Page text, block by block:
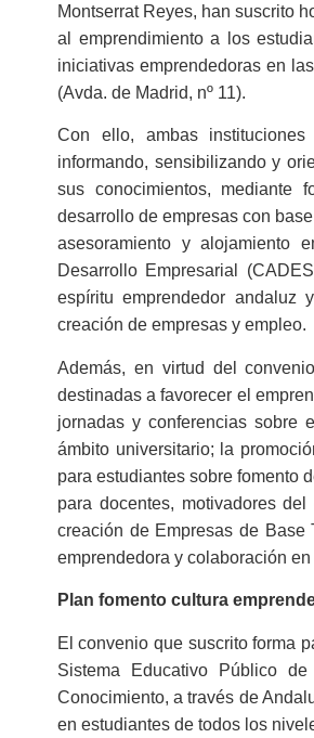
Montserrat Reyes, han suscrito
al emprendimiento a los
iniciativas emprendedoras en
(Avda. de Madrid, nº 11).
Con ello, ambas
informando, sensibilizando y
sus conocimientos, mediante
desarrollo de empresas con
asesoramiento y alojamiento
Desarrollo Empresarial
espíritu emprendedor andaluz
creación de empresas y empleo.
Además, en virtud del
destinadas a favorecer el
jornadas y conferencias sobre
ámbito universitario; la
para estudiantes sobre fomento
para docentes, motivadores
creación de Empresas de Base
emprendedora y colaboración
Plan fomento cultura
El convenio que suscrito forma
Sistema Educativo Público
Conocimiento, a través de
en estudiantes de todos los